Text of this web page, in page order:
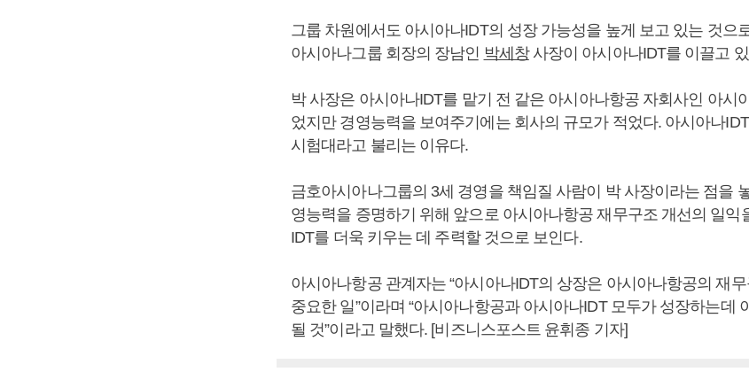
그룹 차원에서도 아시아나IDT의 성장 가능성을 높게 보고 있는 것으
아시아나그룹 회장의 장남인 박세창사장이 아시아나IDT를 이끌고
박 사장은 아시아나IDT를 맡기 전 같은 아시아나항공 자회사인 아시
었지만 경영능력을 보여주기에는 회사의 규모가 적었다. 아시아나
시험대라고 불리는 이유다.
금호아시아나그룹의 3세 경영을 책임질 사람이 박 사장이라는 점을
영능력을 증명하기 위해 앞으로 아시아나항공 재무구조 개선의 일익
IDT를 더욱 키우는 데 주력할 것으로 보인다.
아시아나항공 관계자는 “아시아나IDT의 상장은 아시아나항공의 재
중요한 일”이라며 “아시아나항공과 아시아나IDT 모두가 성장하는데
될 것”이라고 말했다. [비즈니스포스트 윤휘종 기자]